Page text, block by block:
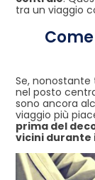
tra un viaggio
Se,
nel posto
sono ancora
viaggio più
prima del
vicini durante